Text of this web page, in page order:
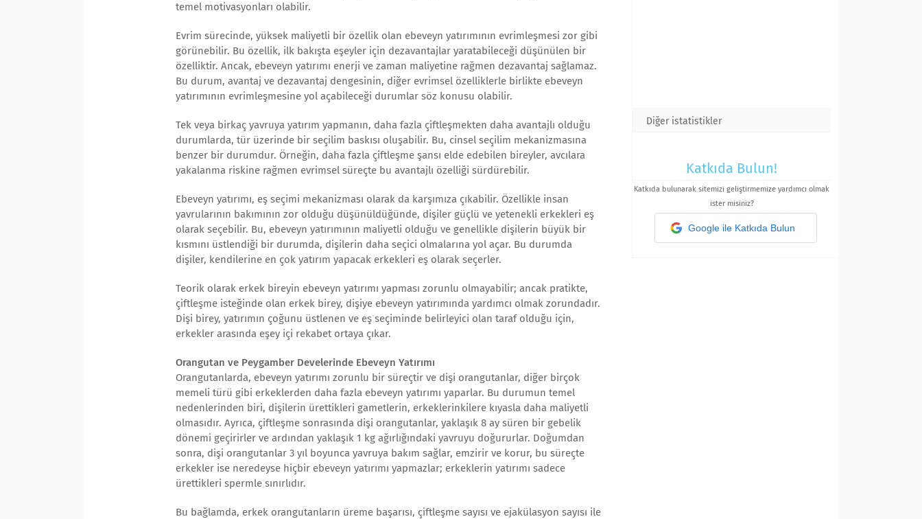
temel motivasyonları olabilir.
Evrim sürecinde, yüksek maliyetli bir özellik olan ebeveyn yatırımının evrimleşmesi zor gibi
görünebilir. Bu özellik, ilk bakışta eşeyler için dezavantajlar yaratabileceği düşünülen bir
özelliktir. Ancak, ebeveyn yatırımı enerji ve zaman maliyetine rağmen dezavantaj sağlamaz.
Bu durum, avantaj ve dezavantaj dengesinin, diğer evrimsel özelliklerle birlikte ebeveyn
yatırımının evrimleşmesine yol açabileceği durumlar söz konusu olabilir.
Tek veya birkaç yavruya yatırım yapmanın, daha fazla çiftleşmekten daha avantajlı olduğu
durumlarda, tür üzerinde bir seçilim baskısı oluşabilir. Bu, cinsel seçilim mekanizmasına
benzer bir durumdur. Örneğin, daha fazla çiftleşme şansı elde edebilen bireyler, avcılara
yakalanma riskine rağmen evrimsel süreçte bu avantajlı özelliği sürdürebilir.
Ebeveyn yatırımı, eş seçimi mekanizması olarak da karşımıza çıkabilir. Özellikle insan
yavrularının bakımının zor olduğu düşünüldüğünde, dişiler güçlü ve yetenekli erkekleri eş
olarak seçebilir. Bu, ebeveyn yatırımının maliyetli olduğu ve genellikle dişilerin büyük bir
kısmını üstlendiği bir durumda, dişilerin daha seçici olmalarına yol açar. Bu durumda
dişiler, kendilerine en çok yatırım yapacak erkekleri eş olarak seçerler.
Teorik olarak erkek bireyin ebeveyn yatırımı yapması zorunlu olmayabilir; ancak pratikte,
çiftleşme isteğinde olan erkek birey, dişiye ebeveyn yatırımında yardımcı olmak zorundadır.
Dişi birey, yatırımın çoğunu üstlenen ve eş seçiminde belirleyici olan taraf olduğu için,
erkekler arasında eşey içi rekabet ortaya çıkar.
Orangutan ve Peygamber Develerinde Ebeveyn Yatırımı
Orangutanlarda, ebeveyn yatırımı zorunlu bir süreçtir ve dişi orangutanlar, diğer birçok
memeli türü gibi erkeklerden daha fazla ebeveyn yatırımı yaparlar. Bu durumun temel
nedenlerinden biri, dişilerin ürettikleri gametlerin, erkeklerinkilere kıyasla daha maliyetli
olmasıdır. Ayrıca, çiftleşme sonrasında dişi orangutanlar, yaklaşık 8 ay süren bir gebelik
dönemi geçirirler ve ardından yaklaşık 1 kg ağırlığındaki yavruyu doğururlar. Doğumdan
sonra, dişi orangutanlar 3 yıl boyunca yavruya bakım sağlar, emzirir ve korur, bu süreçte
erkekler ise neredeyse hiçbir ebeveyn yatırımı yapmazlar; erkeklerin yatırımı sadece
ürettikleri spermle sınırlıdır.
Bu bağlamda, erkek orangutanların üreme başarısı, çiftleşme sayısı ve ejakülasyon sayısı ile
Diğer istatistikler
Katkıda Bulun!
Katkıda bulunarak sitemizi geliştirmemize yardımcı olmak
ister misiniz?
Google ile Katkıda Bulun